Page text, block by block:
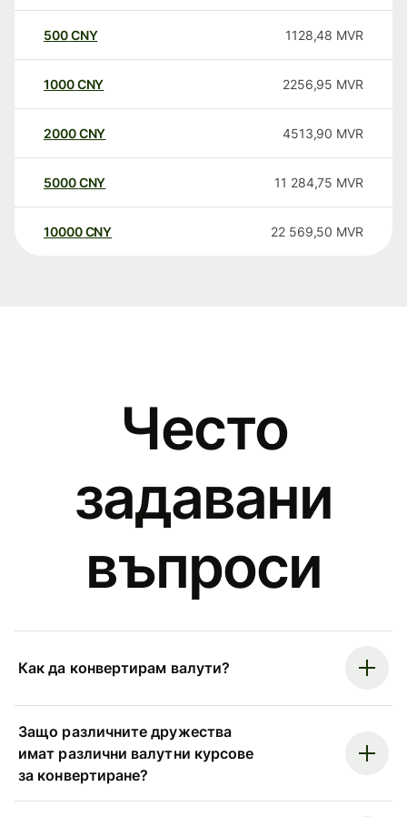
500CNY 1128,48 MVR
1000CNY 2256,95 MVR
2000CNY 4513,90 MVR
5000CNY 11 284,75 MVR
10000 CNY 22 569,50 MVR
Често
задавани
въпроси
Как да конвертирам валути?
Защо различните дружества
имат различни валутни курсове
за конвертиране?